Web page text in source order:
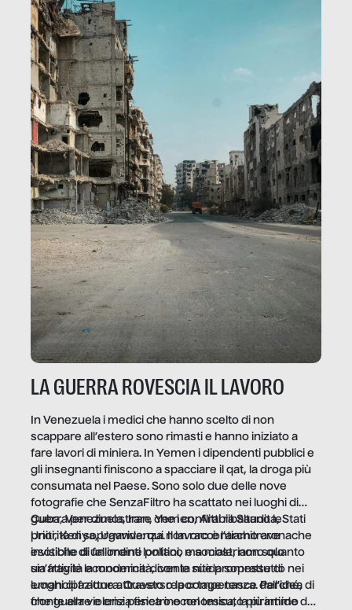
LA GUERRA ROVESCIA IL LAVORO
In Venezuela i medici che hanno scelto di non
scappare all’estero sono rimasti e hanno iniziato a
fare lavori di miniera. In Yemen i dipendenti pubblici e
gli insegnanti finiscono a spacciare il qat, la droga più
consumata nel Paese. Sono solo due delle nove
fotografie che SenzaFiltro ha scattato nei luoghi di
guerra per dimostrare che i conflitti ribaltano le
priorità di sopravvivenza. Il lavoro è l’architrave
invisibile di un ordine politico e sociale, non solo
un’attività economica: diventa nitida soprattutto nei
luoghi di frattura. Questo reportage nasce dall’idea
che guerre e crisi penetrino nel tessuto più intimo
Cuba, Venezuela, Iran, Yemen, Arabia Saudita, Stati
Uniti, Kenya, Uganda: qui non raccontiamo cronache
esotiche di fallimenti lontani, ma mostriamo quanto
sia fragile la modernità, con le sue promesse di
emancipazione attraverso la competenza. Perché, di
fronte alla violenza fisica o economica, la piramide del